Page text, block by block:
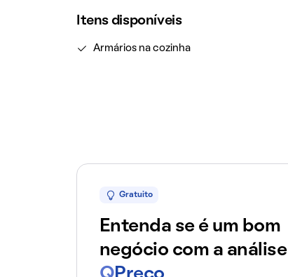
Itens disponíveis
Armários na cozinha
Gratuito
Entenda se é um bom
negócio com a análise